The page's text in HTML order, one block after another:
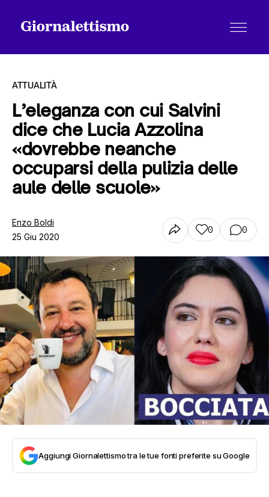
Tutti gli articoli
Chi siamo
Contatti
ATTUALITÀ
L’eleganza con cui Salvini
dice che Lucia Azzolina
«dovrebbe neanche
occuparsi della pulizia delle
aule delle scuole»
Enzo Boldi
25 Giu 2020
0 0
Aggiungi Giornalettismo tra le tue fonti preferite su Google